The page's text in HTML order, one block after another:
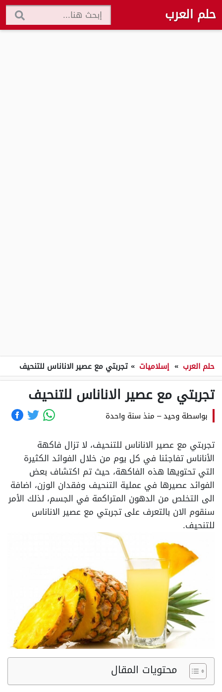
حلم العرب
حلم العرب » إسلاميات » تجربتي مع عصير الاناناس للتنحيف
تجربتي مع عصير الاناناس للتنحيف
بواسطة وحيد– منذ سنة واحدة
تجربتي مع عصير الاناناس للتنحيف، لا تزال فاكهة
الأناناس تفاجئنا في كل يوم من خلال الفوائد الكثيرة
التي تحتويها هذه الفاكهة، حيث تم اكتشاف بعض
الفوائد عصيرها في عملية التنحيف وفقدان الوزن، اضافة
الى التخلص من الدهون المتراكمة في الجسم، لذلك الأمر
سنقوم الان بالتعرف على تجربتي مع عصير الاناناس
للتنحيف.
محتويات المقال